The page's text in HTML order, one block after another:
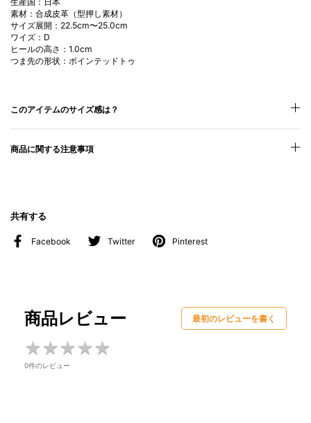
素材：合成皮革（型押し素材）
サイズ展開：22.5cm〜25.0cm
ワイズ：D
ヒールの高さ：1.0cm
つま先の形状：ポインテッドトゥ
このアイテムのサイズ感は？
商品に関する注意事項
共有する
Facebook Twitter Pinterest
商品レビュー 最初のレビューを書く
★ ★ ★ ★ ★
★ ★ ★ ★ ★
0件のレビュー